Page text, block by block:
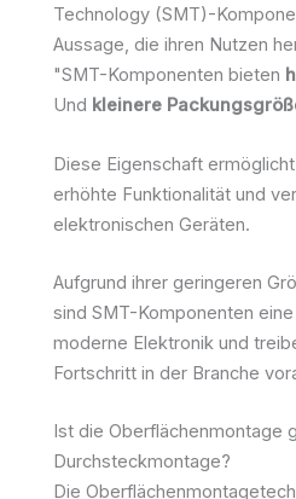
Technology (SMT)-
Aussage, die ihren Nutzen
"SMT-Komponenten bieten
Und kleinere
Diese Eigenschaft
erhöhte Funktionalität und
elektronischen Geräten.
Aufgrund ihrer geringeren
sind SMT-Komponenten
moderne Elektronik und
Fortschritt in der Branche
Ist die Oberflächenmontage
Durchsteckmontage?
Die